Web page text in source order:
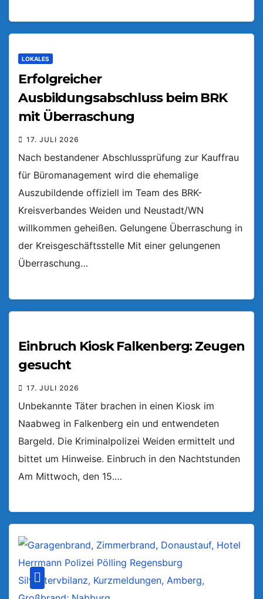
LOKALES
Erfolgreicher
Ausbildungsabschluss beim BRK
mit Überraschung
17. JULI 2026
Nach bestandener Abschlussprüfung zur Kauffrau
für Büromanagement wird die ehemalige
Auszubildende offiziell im Team des BRK-
Kreisverbandes Weiden und Neustadt/WN
willkommen geheißen. Gelungene Überraschung in
der Kreisgeschäftsstelle Mit einer gelungenen
Überraschung…
Einbruch Kiosk Falkenberg: Zeugen
gesucht
17. JULI 2026
Unbekannte Täter brachen in einen Kiosk im
Naabweg in Falkenberg ein und entwendeten
Bargeld. Die Kriminalpolizei Weiden ermittelt und
bittet um Hinweise. Einbruch in den Nachtstunden
Am Mittwoch, den 15.…